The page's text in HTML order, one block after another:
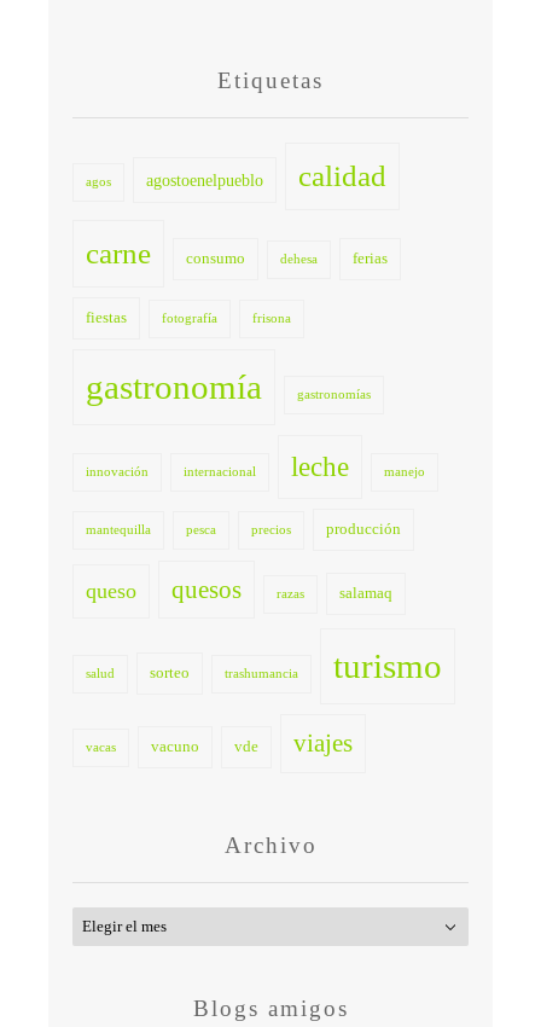
Etiquetas
agos agostoenelpueblo calidad
carne consumo dehesa ferias
fiestas fotografía frisona
gastronomía gastronomías
innovación internacional leche manejo
mantequilla pesca precios producción
queso quesos razas salamaq
salud sorteo trashumancia turismo
vacas vacuno vde viajes
Archivo
Archivo
Blogs amigos